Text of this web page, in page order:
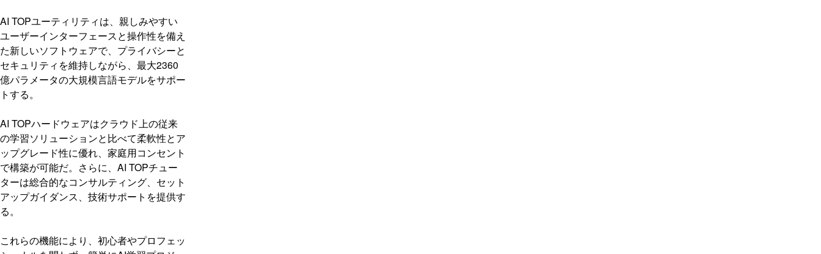
AI TOPユーティリティは、親しみやすい
ユーザーインターフェースと操作性を備え
た新しいソフトウェアで、プライバシーと
セキュリティを維持しながら、最大2360
億パラメータの大規模言語モデルをサポー
トする。
AI TOPハードウェアはクラウド上の従来
の学習ソリューションと比べて柔軟性とア
ップグレード性に優れ、家庭用コンセント
で構築が可能だ。さらに、AI TOPチュー
ターは総合的なコンサルティング、セット
アップガイダンス、技術サポートを提供す
る。
これらの機能により、初心者やプロフェッ